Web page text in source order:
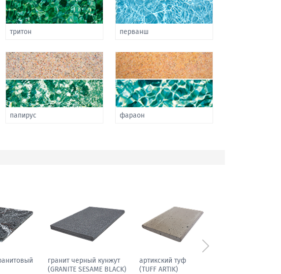
тритон перванш
папирус фараон
амфиболит гранитовый
гранит черный кунжут
(GRANITE SESAME BLACK)
Следующий